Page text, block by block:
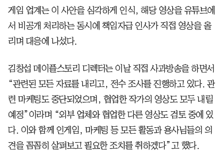
게임 업계는 이 사안을 심각하게 인식, 해당 영상을 유튜브에
서 비공개 처리하는 동시에 책임자급 인사가 직접 영상을 올
리며 대응에 나섰다.
김창섭 메이플스토리 디렉터는 이날 직접 사과방송을 하면서
“관련된 모든 자료를 내리고, 전수 조사를 진행하고 있다. 관
련 마케팅도 중단되었으며, 협업한 작가의 영상도 모두 내릴
예정”이라며 “외부 업체와 협업한 다른 영상도 검토 중에 있
다. 이와 함께 인게임, 마케팅 등 모든 활동과 용사님들의 의
견을 꼼꼼히 살펴보고 필요한 조치를 취하겠다”고 했다.